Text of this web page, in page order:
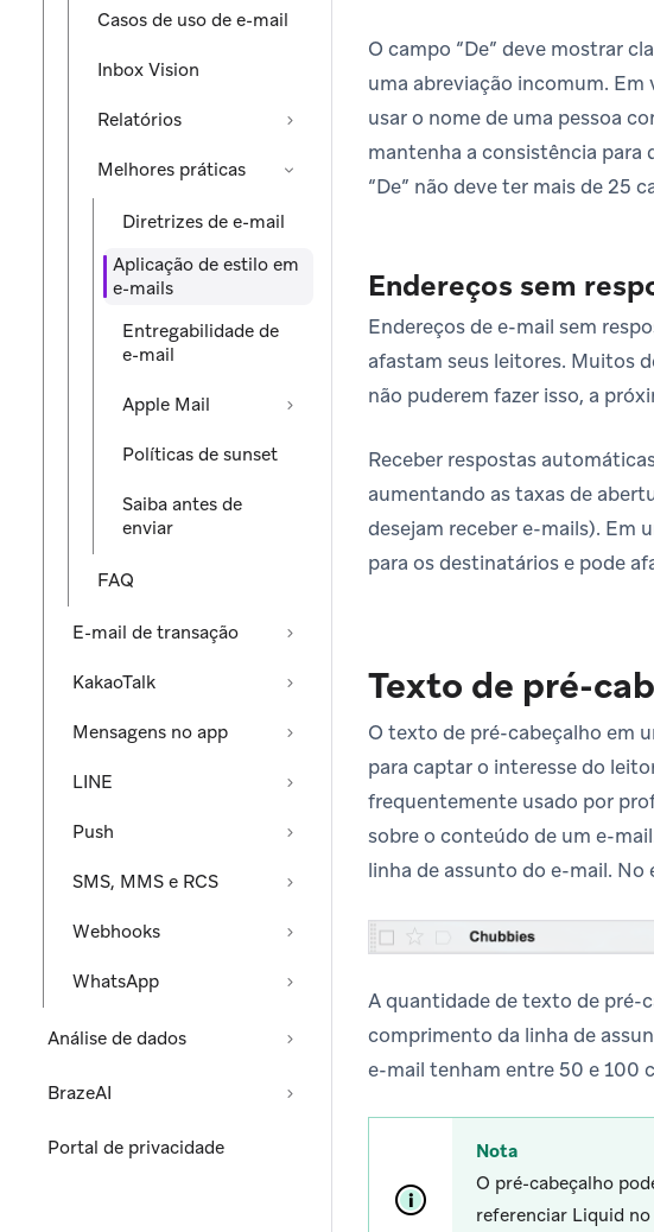
Casos de uso de e-mail
Inbox Vision
Relatórios
Melhores práticas
Diretrizes de e-mail
Aplicação de estilo em
e-mails
Entregabilidade de
e-mail
Apple Mail
Políticas de sunset
Saiba antes de
enviar
FAQ
E-mail de transação
KakaoTalk
Mensagens no app
LINE
Push
SMS, MMS e RCS
Webhooks
WhatsApp
Análise de dados
BrazeAI
Portal de privacidade
O campo “De” deve mostrar
uma abreviação incomum. Em
usar o nome de uma pessoa
mantenha a consistência para
“De” não deve ter mais de 25
Endereços sem
Endereços de e-mail sem
afastam seus leitores. Muitos
não puderem fazer isso, a
Receber respostas
aumentando as taxas de
desejam receber e-mails). Em
para os destinatários e pode
Texto de pré-
O texto de pré-cabeçalho em
para captar o interesse do
frequentemente usado por
sobre o conteúdo de um e-
linha de assunto do e-mail. No
A quantidade de texto de pré-
comprimento da linha de
e-mail tenham entre 50 e 100
Nota
O pré-cabeçalho
referenciar Liquid